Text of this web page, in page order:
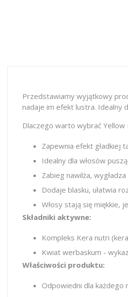
Przedstawiamy wyjątkowy
nadaje im efekt lustra. Idealny
Dlaczego warto wybrać
Zapewnia efekt gładkiej
Idealny dla włosów
Zabieg nawilża,
Dodaje blasku, ułatwia
Włosy stają się miękkie,
Składniki aktywne:
Kompleks Kera nutri
Kwiat werbaskum -
Właściwości produktu:
Odpowiedni dla każdego